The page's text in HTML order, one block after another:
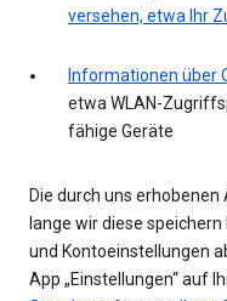
versehen, etwa Ihr
Informationen über
etwa WLAN-
fähige Geräte
Die durch uns
lange wir diese
und Kontoeinstellungen
App „Einstellungen“ auf